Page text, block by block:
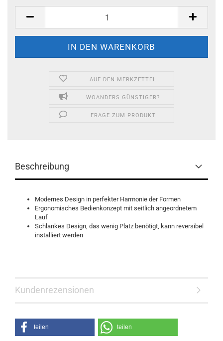
AUF DEN MERKZETTEL
WOANDERS GÜNSTIGER?
FRAGE ZUM PRODUKT
Beschreibung
Modernes Design in perfekter Harmonie der Formen
Ergonomisches Bedienkonzept mit seitlich angeordnetem
Lauf
Schlankes Design, das wenig Platz benötigt, kann reversibel
installiert werden
Kundenrezensionen
teilen teilen